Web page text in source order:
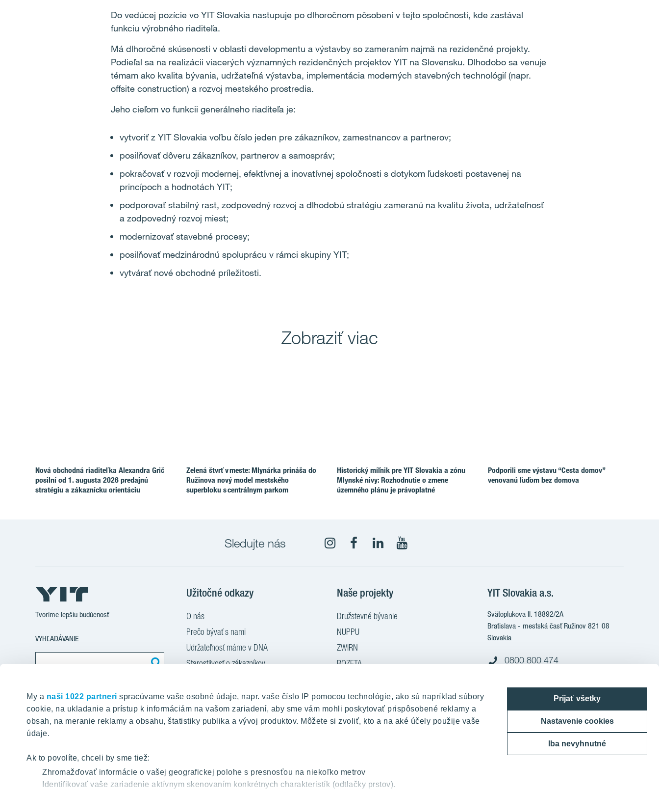
My a naši 1022 partneri spracúvame vaše osobné údaje, napr. vaše číslo IP pomocou technológie, ako sú napríklad súbory
cookie, na ukladanie a prístup k informáciám na vašom zariadení, aby sme vám mohli poskytovať prispôsobené reklamy a
obsah, na meranie reklamy a obsahu, štatistiky publika a vývoj produktov. Môžete si zvoliť, kto a na aké účely použije vaše
údaje.
Ak to povolíte, chceli by sme tiež:
Zhromažďovať informácie o vašej geografickej polohe s presnosťou na niekoľko metrov
Identifikovať vaše zariadenie aktívnym skenovaním konkrétnych charakteristík (odtlačky prstov).
Prijať všetky
Nastavenie cookies
Iba nevyhnutné
Do vedúcej pozície vo YIT Slovakia nastupuje po dlhoročnom pôsobení v tejto spoločnosti, kde zastával
funkciu výrobného riaditeľa.
Má dlhoročné skúsenosti v oblasti developmentu a výstavby so zameraním najmä na rezidenčné projekty.
Podieľal sa na realizácii viacerých významných rezidenčných projektov YIT na Slovensku. Dlhodobo sa venuje
témam ako kvalita bývania, udržateľná výstavba, implementácia moderných stavebných technológií (napr.
offsite construction) a rozvoj mestského prostredia.
Jeho cieľom vo funkcii generálneho riaditeľa je:
vytvoriť z YIT Slovakia voľbu číslo jeden pre zákazníkov, zamestnancov a partnerov;
posilňovať dôveru zákazníkov, partnerov a samospráv;
pokračovať v rozvoji modernej, efektívnej a inovatívnej spoločnosti s dotykom ľudskosti postavenej na
princípoch a hodnotách YIT;
podporovať stabilný rast, zodpovedný rozvoj a dlhodobú stratégiu zameranú na kvalitu života, udržateľnosť
a zodpovedný rozvoj miest;
modernizovať stavebné procesy;
posilňovať medzinárodnú spoluprácu v rámci skupiny YIT;
vytvárať nové obchodné príležitosti.
Zobraziť viac
Nová obchodná riaditeľka Alexandra Grič
posilní od 1. augusta 2026 predajnú
stratégiu a zákaznícku orientáciu
Zelená štvrť v meste: Mlynárka prináša do
Ružinova nový model mestského
superbloku s centrálnym parkom
Historický míľnik pre YIT Slovakia a zónu
Mlynské nivy: Rozhodnutie o zmene
územného plánu je právoplatné
Podporili sme výstavu “Cesta domov”
venovanú ľuďom bez domova
Sledujte nás
Tvoríme lepšiu budúcnosť
VYHĽADÁVANIE
Užitočné odkazy
O nás
Prečo bývať s nami
Udržateľnosť máme v DNA
Starostlivosť o zákazníkov
Služba Starý za nový
Služba zariadenia bytu
Novinky a médiá
Naše projekty
Družstevné bývanie
NUPPU
ZWIRN
ROZETA
ZWIRN OFFICE
Pradiareň 1900
YIT Slovakia a.s.
Svätoplukova II. 18892/2A
Bratislava - mestská časť Ružinov 821 08
Slovakia
0800 800 474
Pre volania zo zahraničia:
+421 903 999 333